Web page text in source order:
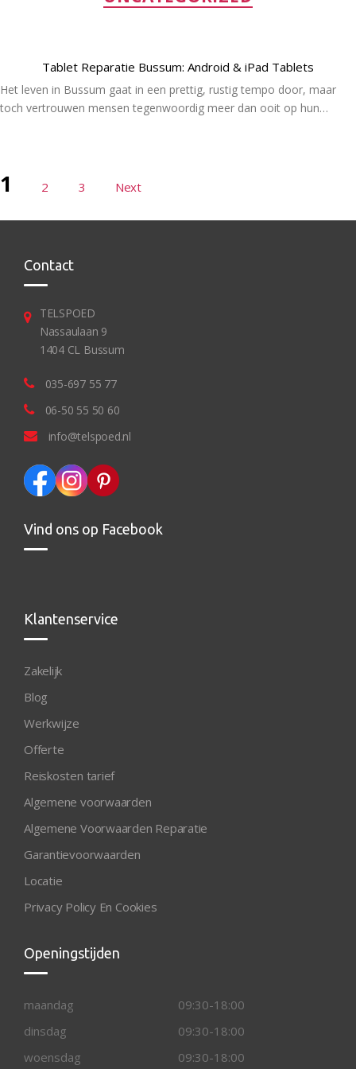
Tablet Reparatie Bussum: Android & iPad Tablets
Het leven in Bussum gaat in een prettig, rustig tempo door, maar
toch vertrouwen mensen tegenwoordig meer dan ooit op hun…
Berichten
paginering
1 2 3 Next
Contact
TELSPOED
Nassaulaan 9
1404 CL Bussum
035-697 55 77
06-50 55 50 60
info@telspoed.nl
Vind ons op Facebook
Klantenservice
Zakelijk
Blog
Werkwijze
Offerte
Reiskosten tarief
Algemene voorwaarden
Algemene Voorwaarden Reparatie
Garantievoorwaarden
Locatie
Privacy Policy En Cookies
Openingstijden
maandag
dinsdag
woensdag
09:30-18:00
09:30-18:00
09:30-18:00